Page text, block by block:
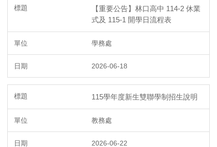
【重要公告】林口高中 114-2 休業
式及 115-1 開學日流程表
學務處
2026-06-18
115學年度新生雙聯學制招生說明
教務處
2026-06-22